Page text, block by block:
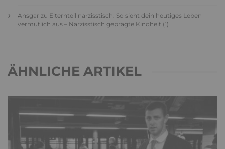
Ansgar zu Elternteil narzisstisch: So sieht dein heutiges Leben
vermutlich aus – Narzisstisch geprägte Kindheit (1)
ÄHNLICHE ARTIKEL